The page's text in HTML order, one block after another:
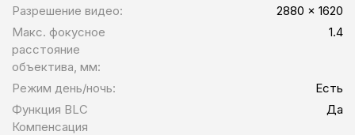
Разрешение видео:
2880 x 1620
Макс. фокусное
расстояние
объектива, мм:
1.4
Режим день/ночь:
Есть
Функция BLC
Компенсация
Да